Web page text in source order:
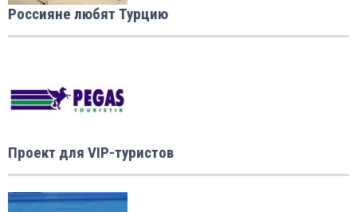
Россияне любят Турцию
Проект для VIP-туристов